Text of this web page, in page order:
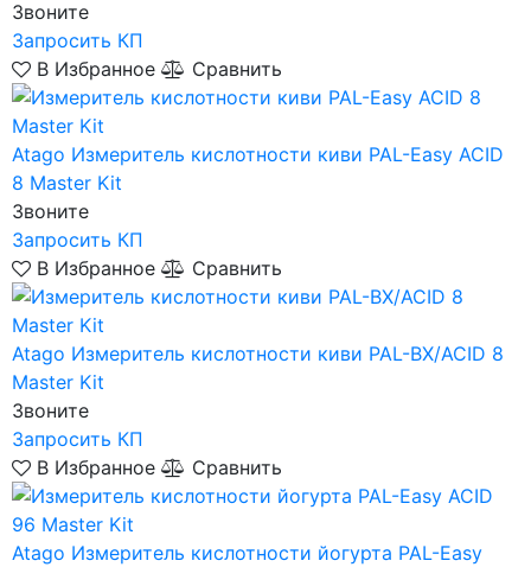
Звоните
Запросить КП
В Избранное
Сравнить
Atago Измеритель кислотности киви PAL-Easy ACID
8 Master Kit
Звоните
Запросить КП
В Избранное
Сравнить
Atago Измеритель кислотности киви PAL-BX/ACID 8
Master Kit
Звоните
Запросить КП
В Избранное
Сравнить
Atago Измеритель кислотности йогурта PAL-Easy